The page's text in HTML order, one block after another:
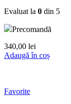
Evaluat la 0 din 5
Precomandă
340,00 lei
Adaugă în coș
Favorite